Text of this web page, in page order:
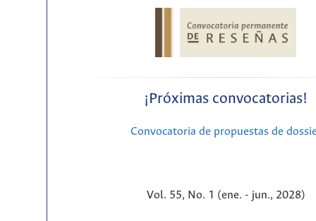
¡Próximas convocatorias!
Convocatoria de propuestas de
Vol. 55, No. 1 (ene. - jun., 2028)